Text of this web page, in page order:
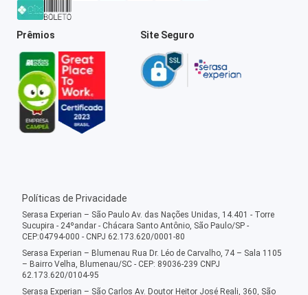
Prêmios Site Seguro
Políticas de Privacidade
Serasa Experian – São Paulo Av. das Nações Unidas, 14.401 - Torre
Sucupira - 24ºandar - Chácara Santo Antônio, São Paulo/SP -
CEP:04794-000 - CNPJ 62.173.620/0001-80
Serasa Experian – Blumenau Rua Dr. Léo de Carvalho, 74 – Sala 1105
– Bairro Velha, Blumenau/SC - CEP: 89036-239 CNPJ
62.173.620/0104-95
Serasa Experian – São Carlos Av. Doutor Heitor José Reali, 360, São